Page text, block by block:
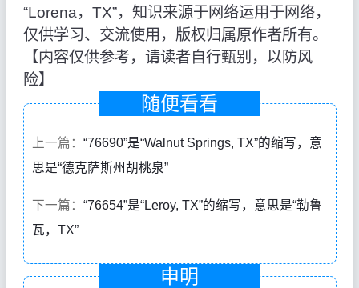
“Lorena，TX”，知识来源于网络运用于网络，
仅供学习、交流使用，版权归属原作者所有。
【内容仅供参考，请读者自行甄别，以防风
险】
随便看看
上一篇： “76690”是“Walnut Springs, TX”的缩写，意
思是“德克萨斯州胡桃泉”
下一篇： “76654”是“Leroy, TX”的缩写，意思是“勒鲁
瓦，TX”
申明